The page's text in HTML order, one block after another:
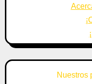
Nuestros